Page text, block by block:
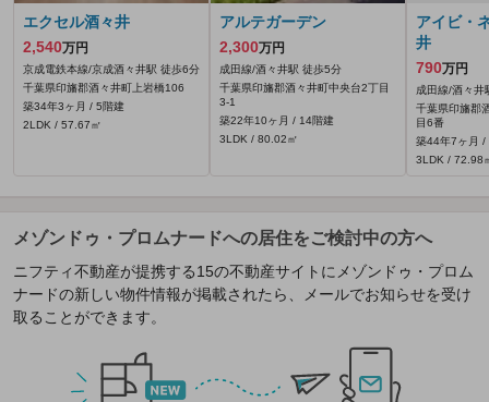
エクセル酒々井
2,540万円
京成電鉄本線/京成酒々井駅 徒歩6分
千葉県印旛郡酒々井町上岩橋106
築34年3ヶ月 / 5階建
2LDK / 57.67㎡
アルテガーデン
2,300万円
成田線/酒々井駅 徒歩5分
千葉県印旛郡酒々井町中央台2丁目
3-1
築22年10ヶ月 / 14階建
3LDK / 80.02㎡
アイビ・
井
790万円
成田線/酒々井
千葉県印旛郡
目6番
築44年7ヶ月 /
3LDK / 72.98
メゾンドゥ・プロムナードへの居住をご検討中の方へ
ニフティ不動産が提携する15の不動産サイトにメゾンドゥ・プロム
ナードの新しい物件情報が掲載されたら、メールでお知らせを受け
取ることができます。